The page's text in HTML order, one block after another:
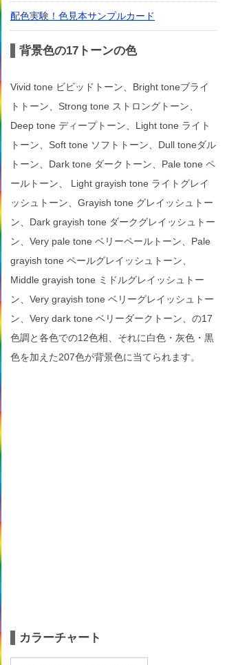
配色実験！色見本サンプルカード
背景色の17トーンの色
Vivid tone ビビッドトーン、Bright toneブライ
トトーン、Strong tone ストロングトーン、
Deep tone ディープトーン、Light tone ライト
トーン、Soft tone ソフトトーン、Dull toneダル
トーン、Dark tone ダークトーン、Pale tone ペ
ールトーン、 Light grayish tone ライトグレイ
ッシュトーン、Grayish tone グレイッシュトー
ン、Dark grayish tone ダークグレイッシュトー
ン、Very pale tone ベリーペールトーン、Pale
grayish tone ペールグレイッシュトーン、
Middle grayish tone ミドルグレイッシュトー
ン、Very grayish tone ベリーグレイッシュトー
ン、Very dark tone ベリーダークトーン、の17
色調と各色での12色相、それに白色・灰色・黒
色を加えた207色が背景色に当てられます。
カラーチャート